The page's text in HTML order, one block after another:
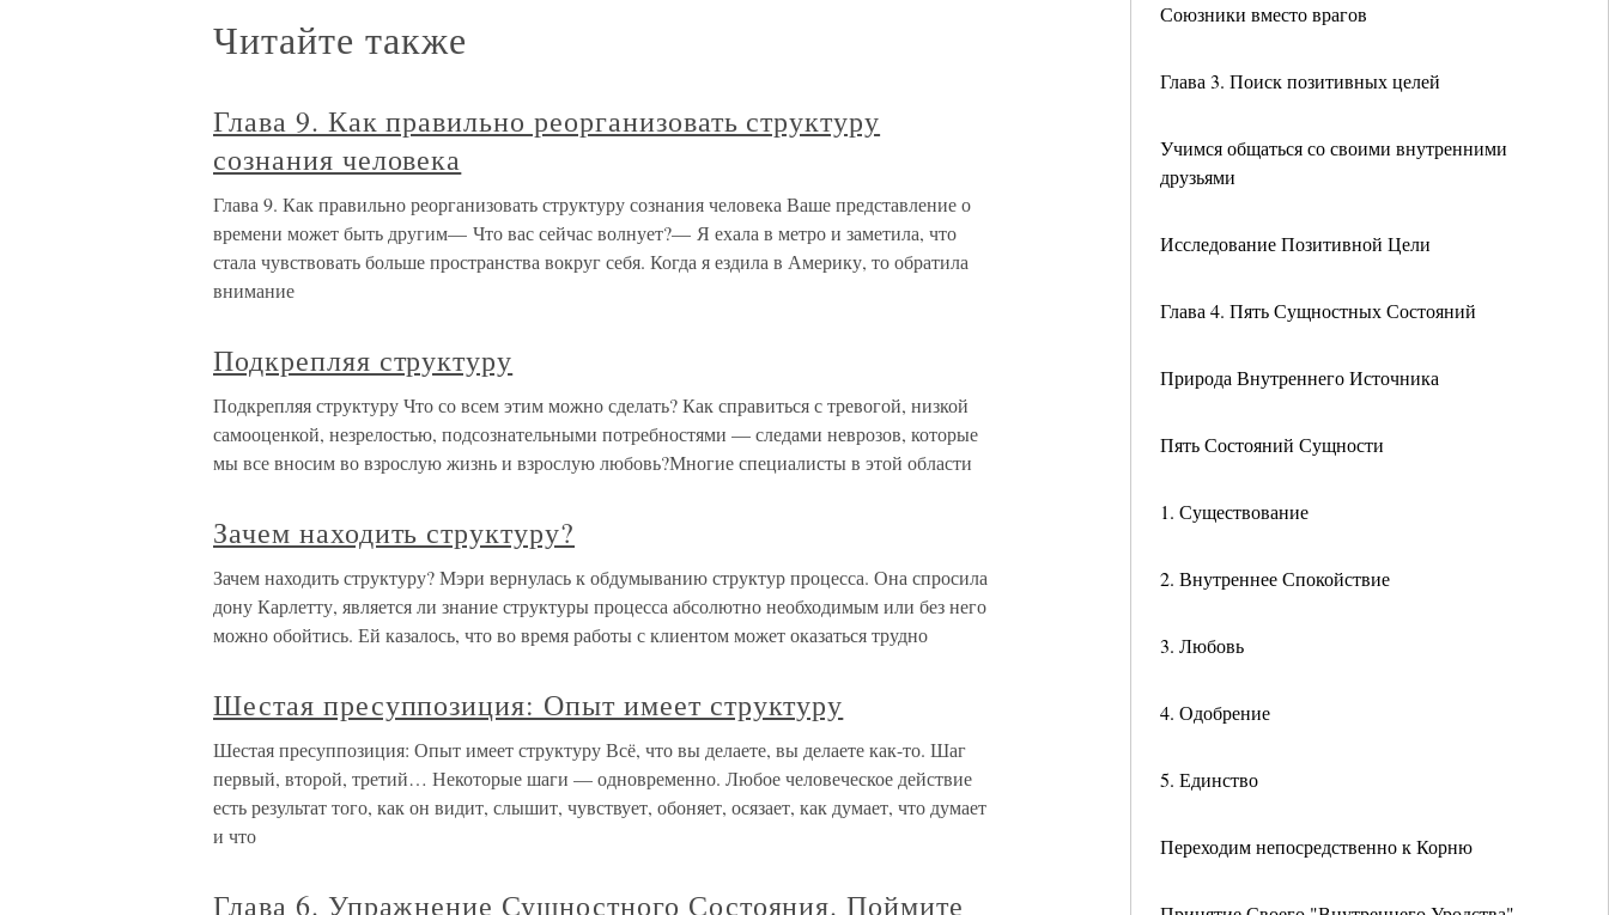
Союзники вместо врагов
Глава 3. Поиск позитивных целей
Учимся общаться со своими внутренними
друзьями
Исследование Позитивной Цели
Глава 4. Пять Сущностных Состояний
Природа Внутреннего Источника
Пять Состояний Сущности
1. Существование
2. Внутреннее Спокойствие
3. Любовь
4. Одобрение
5. Единство
Переходим непосредственно к Корню
Читайте также
Глава 9. Как правильно реорганизовать структуру
сознания человека
Глава 9. Как правильно реорганизовать структуру сознания человека Ваше представление о
времени может быть другим— Что вас сейчас волнует?— Я ехала в метро и заметила, что
стала чувствовать больше пространства вокруг себя. Когда я ездила в Америку, то обратила
внимание
Подкрепляя структуру
Подкрепляя структуру Что со всем этим можно сделать? Как справиться с тре­вогой, низкой
самооценкой, незрелостью, подсознательны­ми потребностями — следами неврозов, которые
мы все вносим во взрослую жизнь и взрослую любовь?Многие специалисты в этой области
Зачем находить структуру?
Зачем находить структуру? Мэри вернулась к обдумыванию структур процесса. Она спросила
дону Карлетту, является ли знание структуры процесса абсолютно необходимым или без него
можно обойтись. Ей казалось, что во время работы с клиентом может оказаться трудно
Шестая пресуппозиция: Опыт имеет структуру
Шестая пресуппозиция: Опыт имеет структуру Всё, что вы делаете, вы делаете как-то. Шаг
первый, второй, третий… Некоторые шаги — одновременно. Любое человеческое действие
есть результат того, как он видит, слышит, чувствует, обоняет, осязает, как думает, что думает
и что
Глава 6. Упражнение Сущностного Состояния. Поймите